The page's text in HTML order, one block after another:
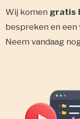
Wij komen gratis
bespreken en
Neem vandaag